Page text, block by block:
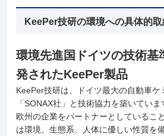
KeePer技研の環境への具体的取
環境先進国ドイツの技術基
発されたKeePer製品
KeePer技研は、ドイツ最大の自動車ケ
「SONAX社」と技術協力を築いてい
欧州の企業をパートナーとしているこ
は環境、生態系、人体に優しい性質を